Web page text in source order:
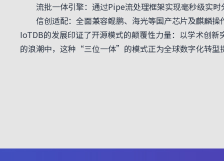
流批一体引擎：通过Pipe流处理框架实现毫秒级实时
信创适配：全面兼容鲲鹏、海光等国产芯片及麒麟操
IoTDB的发展印证了开源模式的颠覆性力量：以学术创
的浪潮中，这种“三位一体”的模式正为全球数字化转型